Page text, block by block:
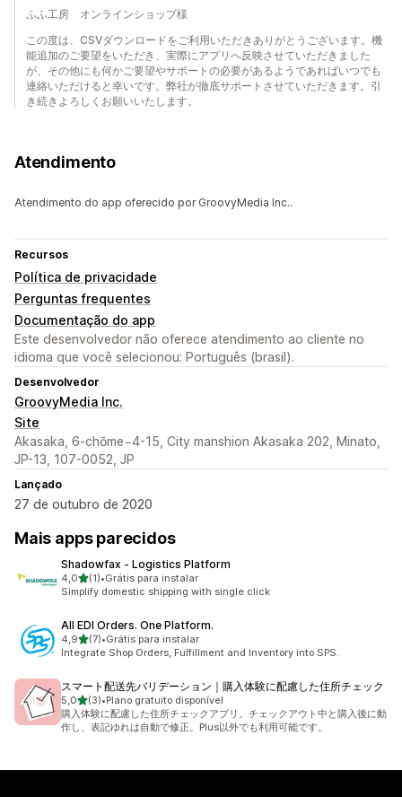
ふふ工房 オンラインショップ様
この度は、CSVダウンロードをご利用いただきありがとうございます。機
能追加のご要望をいただき、実際にアプリへ反映させていただきました
が、その他にも何かご要望やサポートの必要があるようであればいつでも
連絡いただけると幸いです。弊社が徹底サポートさせていただきます。引
き続きよろしくお願いいたします。
Atendimento
Atendimento do app oferecido por GroovyMedia Inc..
Recursos
Política de privacidade
Perguntas frequentes
Documentação do app
Este desenvolvedor não oferece atendimento ao cliente no
idioma que você selecionou: Português (brasil).
Desenvolvedor
GroovyMedia Inc.
Site
Akasaka, 6-chōme−4-15, City manshion Akasaka 202, Minato,
JP-13, 107-0052, JP
Lançado
27 de outubro de 2020
Mais apps parecidos
Shadowfax ‑ Logistics Platform
4,0de 5 estrelas
(1)
1 avaliações ao todo
•Grátis para instalar
Simplify domestic shipping with single click
All EDI Orders. One Platform.
4,9de 5 estrelas
(7)
7 avaliações ao todo
•Grátis para instalar
Integrate Shop Orders, Fulfillment and Inventory into SPS.
スマート配送先バリデーション｜購入体験に配慮した住所チェック
5,0de 5 estrelas
(3)
3 avaliações ao todo
•Plano gratuito disponível
購入体験に配慮した住所チェックアプリ。チェックアウト中と購入後に動
作し、表記ゆれは自動で修正。Plus以外でも利用可能です。